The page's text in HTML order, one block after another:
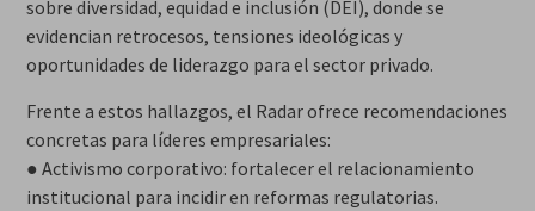
sobre diversidad, equidad e inclusión (DEI), donde se
evidencian retrocesos, tensiones ideológicas y
oportunidades de liderazgo para el sector privado.
Frente a estos hallazgos, el Radar ofrece recomendaciones
concretas para líderes empresariales:
● Activismo corporativo: fortalecer el relacionamiento
institucional para incidir en reformas regulatorias.